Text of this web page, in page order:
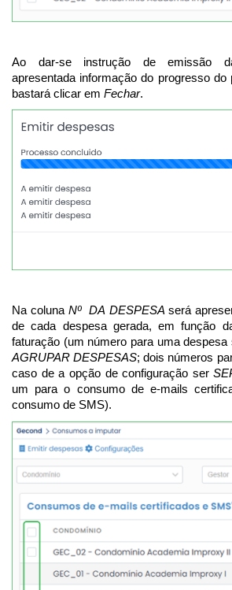
Ao dar-se instrução de emissão
apresentada informação do progresso do
bastará clicar em Fechar.
Na colunaNº DA DESPESA será
de cada despesa gerada, em função
faturação (um número para uma
AGRUPAR DESPESAS; dois números
caso de a opção de configuração ser
um para o consumo de e-mails
consumo de SMS).